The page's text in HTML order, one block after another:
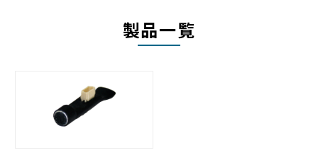
製品一覧